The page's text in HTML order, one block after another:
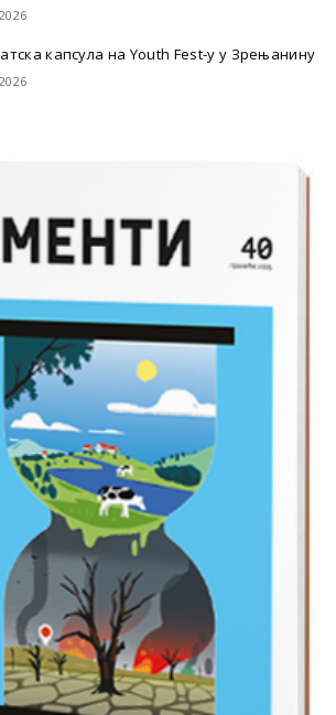
капсула на Youth Fest-у у Зрењанину